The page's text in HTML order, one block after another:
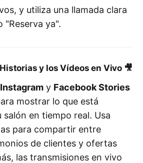
y utiliza una llamada clara
"Reserva ya".
y los Vídeos en Vivo 🎥
y Facebook Stories
mostrar lo que está
salón en tiempo real. Usa
para compartir entre
de clientes y ofertas
las transmisiones en vivo